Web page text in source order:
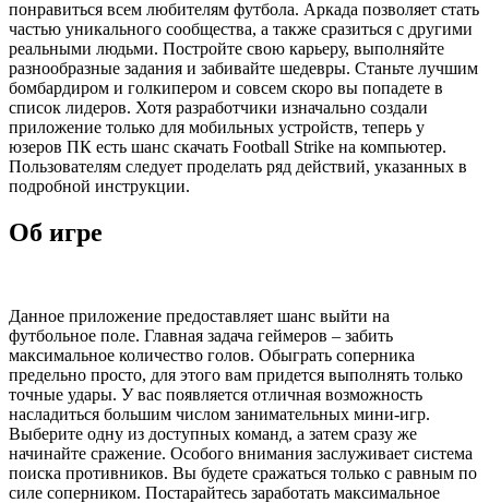
понравиться всем любителям футбола. Аркада позволяет стать
частью уникального сообщества, а также сразиться с другими
реальными людьми. Постройте свою карьеру, выполняйте
разнообразные задания и забивайте шедевры. Станьте лучшим
бомбардиром и голкипером и совсем скоро вы попадете в
список лидеров. Хотя разработчики изначально создали
приложение только для мобильных устройств, теперь у
юзеров ПК есть шанс скачать Football Strike на компьютер.
Пользователям следует проделать ряд действий, указанных в
подробной инструкции.
Об игре
Данное приложение предоставляет шанс выйти на
футбольное поле. Главная задача геймеров – забить
максимальное количество голов. Обыграть соперника
предельно просто, для этого вам придется выполнять только
точные удары. У вас появляется отличная возможность
насладиться большим числом занимательных мини-игр.
Выберите одну из доступных команд, а затем сразу же
начинайте сражение. Особого внимания заслуживает система
поиска противников. Вы будете сражаться только с равным по
силе соперником. Постарайтесь заработать максимальное